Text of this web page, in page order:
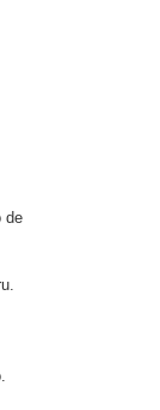
de